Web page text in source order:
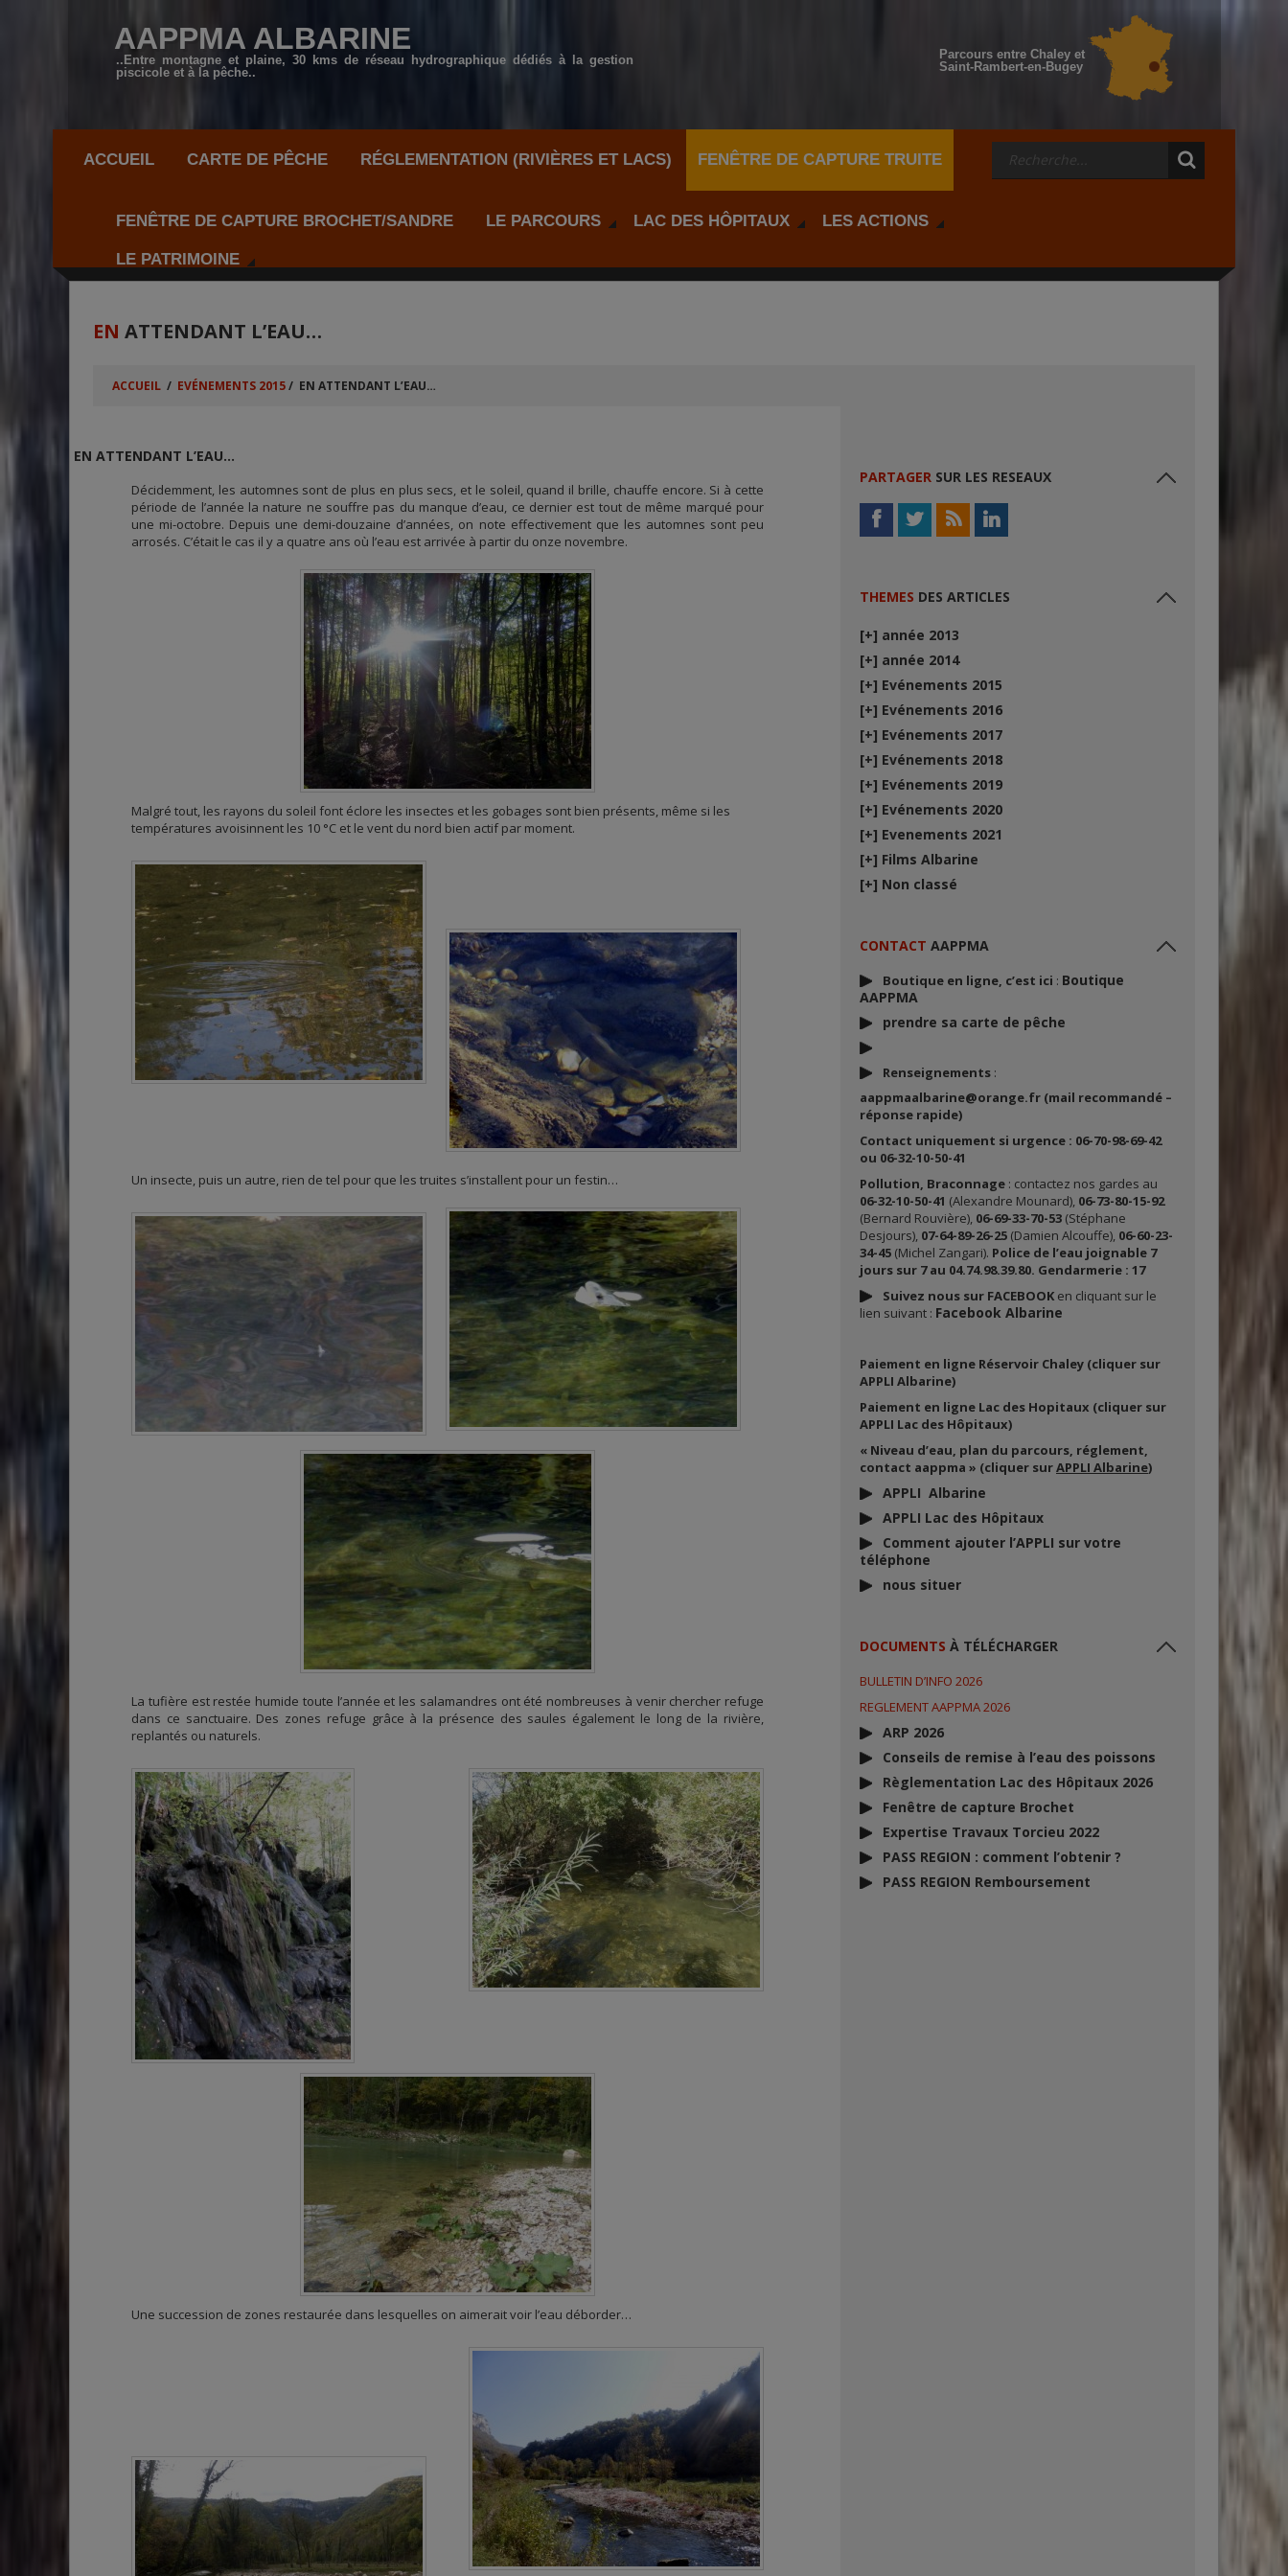
Parcours entre Chaley et
Saint-Rambert-en-Bugey
AAPPMA ALBARINE
..Entre montagne et plaine, 30 kms de réseau hydrographique dédiés à la gestion
piscicole et à la pêche..
ACCUEIL CARTE DE PÊCHE RÉGLEMENTATION (RIVIÈRES ET LACS) FENÊTRE DE CAPTURE TRUITE
FENÊTRE DE CAPTURE BROCHET/SANDRE LE PARCOURS LAC DES HÔPITAUX LES ACTIONS
LE PATRIMOINE
EN ATTENDANT L’EAU…
ACCUEIL / EVÉNEMENTS 2015/ EN ATTENDANT L’EAU…
EN ATTENDANT L’EAU…
Décidemment, les automnes sont de plus en plus secs, et le soleil, quand il brille, chauffe encore. Si à cette
période de l’année la nature ne souffre pas du manque d’eau, ce dernier est tout de même marqué pour
une mi-octobre. Depuis une demi-douzaine d’années, on note effectivement que les automnes sont peu
arrosés. C’était le cas il y a quatre ans où l’eau est arrivée à partir du onze novembre.
Malgré tout, les rayons du soleil font éclore les insectes et les gobages sont bien présents, même si les
températures avoisinnent les 10 °C et le vent du nord bien actif par moment.
Un insecte, puis un autre, rien de tel pour que les truites s’installent pour un festin…
La tufière est restée humide toute l’année et les salamandres ont été nombreuses à venir chercher refuge
dans ce sanctuaire. Des zones refuge grâce à la présence des saules également le long de la rivière,
replantés ou naturels.
Une succession de zones restaurée dans lesquelles on aimerait voir l’eau déborder…
PARTAGER SUR LES RESEAUX
THEMES DES ARTICLES
[+] année 2013
[+] année 2014
[+] Evénements 2015
[+] Evénements 2016
[+] Evénements 2017
[+] Evénements 2018
[+] Evénements 2019
[+] Evénements 2020
[+] Evenements 2021
[+] Films Albarine
[+] Non classé
CONTACT AAPPMA
Boutique en ligne, c’est ici : Boutique
AAPPMA
prendre sa carte de pêche
Renseignements :
aappmaalbarine@orange.fr (mail recommandé –
réponse rapide)
Contact uniquement si urgence : 06-70-98-69-42
ou 06-32-10-50-41
Pollution, Braconnage : contactez nos gardes au
06-32-10-50-41 (Alexandre Mounard), 06-73-80-15-92
(Bernard Rouvière), 06-69-33-70-53 (Stéphane
Desjours), 07-64-89-26-25 (Damien Alcouffe), 06-60-23-
34-45 (Michel Zangari). Police de l’eau joignable 7
jours sur 7 au 04.74.98.39.80. Gendarmerie : 17
Suivez nous sur FACEBOOK en cliquant sur le
lien suivant : Facebook Albarine
Paiement en ligne Réservoir Chaley (cliquer sur
APPLI Albarine)
Paiement en ligne Lac des Hopitaux (cliquer sur
APPLI Lac des Hôpitaux)
« Niveau d’eau, plan du parcours, réglement,
contact aappma » (cliquer surAPPLI Albarine)
APPLI Albarine
APPLI Lac des Hôpitaux
Comment ajouter l’APPLI sur votre
téléphone
nous situer
DOCUMENTS À TÉLÉCHARGER
BULLETIN D’INFO 2026
REGLEMENT AAPPMA 2026
ARP 2026
Conseils de remise à l’eau des poissons
Règlementation Lac des Hôpitaux 2026
Fenêtre de capture Brochet
Expertise Travaux Torcieu 2022
PASS REGION : comment l’obtenir ?
PASS REGION Remboursement